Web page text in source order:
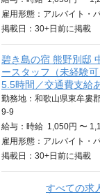
雇用形態：アルバイト・
掲載日： 30+日 前に掲載
碧き島の宿 熊野別邸
ースタッフ（未経験
5.5時間／交通費支給
勤務地：和歌山県東牟婁
9-9
給与： 時給 1,050円 〜
雇用形態：アルバイト・
掲載日： 30+日 前に掲載
すべての求